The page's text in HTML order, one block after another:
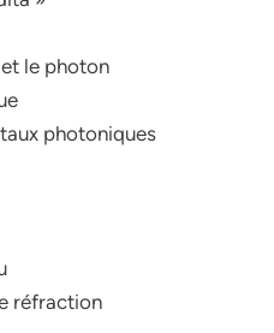
le photon
photoniques
réfraction